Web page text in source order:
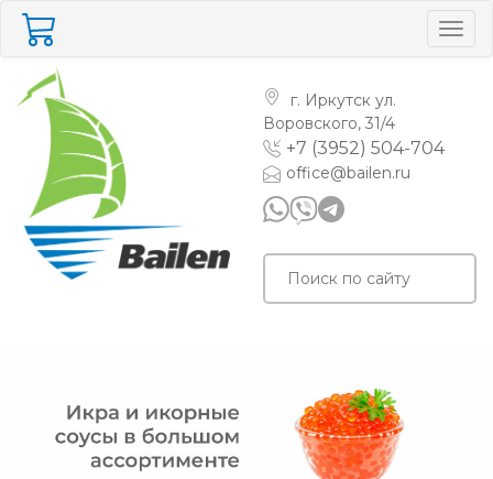
г. Иркутск ул.
Воровского, 31/4
+7 (3952) 504-704
office@bailen.ru